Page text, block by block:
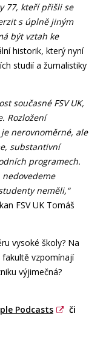
77, kteří přišli se
s úplně jiným
být vztah ke
historik, který nyní
studií a žurnalistiky
současné FSV UK,
Rozložení
nerovnoměrné, ale
substantivní
programech.
neměli,“
FSV UK Tomáš
vysoké školy? Na
vzpomínají
výjimečná?
Podcasts
či